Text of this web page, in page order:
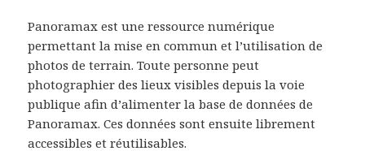
Panoramax est une ressource numérique
permettant la mise en commun et l’utilisation de
photos de terrain. Toute personne peut
photographier des lieux visibles depuis la voie
publique afin d’alimenter la base de données de
Panoramax. Ces données sont ensuite librement
accessibles et réutilisables.